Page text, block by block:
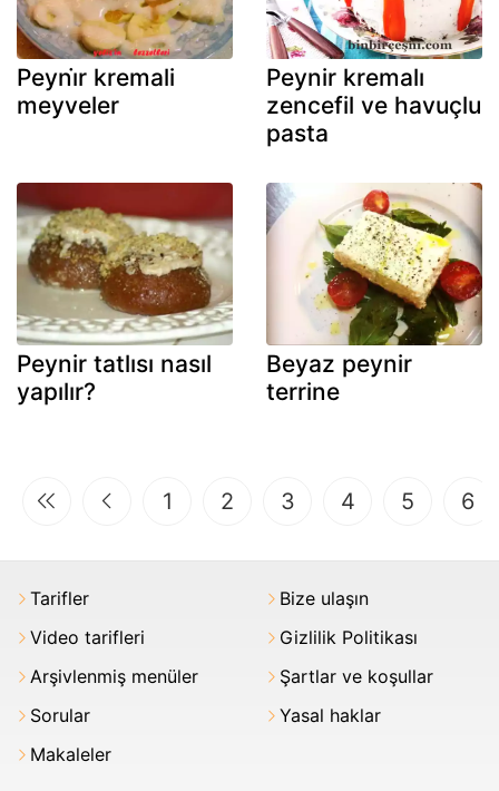
Peyni̇r kremali
meyveler
Peynir kremalı
zencefil ve havuçlu
pasta
Peynir tatlısı nasıl
yapılır?
Beyaz peynir
terrine
1 2 3 4 5 6
Tarifler
Video tarifleri
Arşivlenmiş menüler
Sorular
Makaleler
Bize ulaşın
Gizlilik Politikası
Şartlar ve koşullar
Yasal haklar